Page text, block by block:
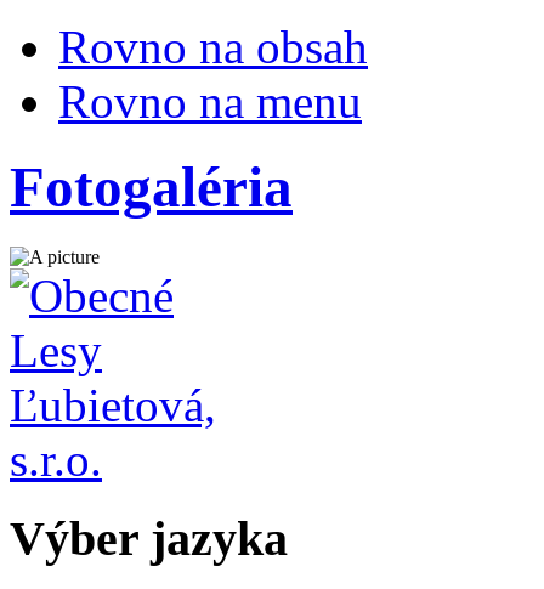
Rovno na obsah
Rovno na menu
Fotogaléria
Výber jazyka